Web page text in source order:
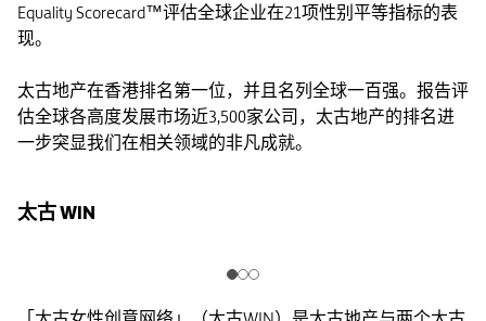
Equality Scorecard™评估全球企业在21项性别平等指标的表
现。
太古地产在香港排名第一位，并且名列全球一百强。报告评
估全球各高度发展市场近3,500家公司，太古地产的排名进
一步突显我们在相关领域的非凡成就。
太古 WIN